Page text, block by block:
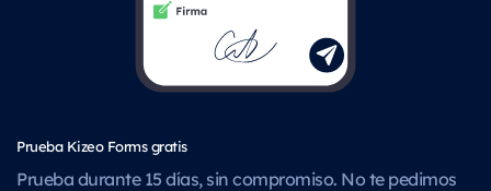
Prueba Kizeo Forms gratis
Prueba durante 15 días, sin compromiso. No te pedimos